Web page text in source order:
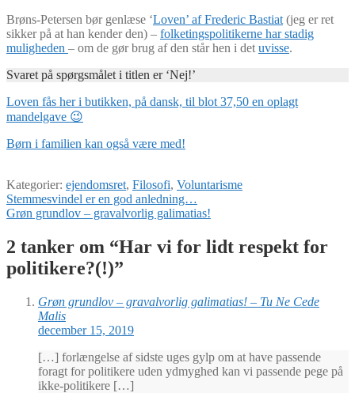
Brøns-Petersen bør genlæse ‘Loven’ af Frederic Bastiat (jeg er ret
sikker på at han kender den) – folketingspolitikerne har stadig
muligheden – om de gør brug af den står hen i det uvisse.
Svaret på spørgsmålet i titlen er ‘Nej!’
Loven fås her i butikken, på dansk, til blot 37,50 en oplagt
mandelgave 😉
Børn i familien kan også være med!
Kategorier: ejendomsret, Filosofi, Voluntarisme
Indlægsnavigation
Forrige
indlæg:
Stemmesvindel er en god anledning…
Næste
Grøn grundlov – gravalvorlig galimatias!
2 tanker om “Har vi for lidt respekt for
politikere?(!)”
Grøn grundlov – gravalvorlig galimatias! – Tu Ne Cede
Malis
december 15, 2019
[…] forlængelse af sidste uges gylp om at have passende
foragt for politikere uden ydmyghed kan vi passende pege på
ikke-politikere […]